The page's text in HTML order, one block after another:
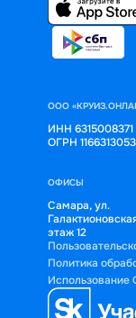
ООО
ИНН 6315008371
ОГРН
ОФИСЫ
Самара, ул.
этаж 12
Политика
Использование